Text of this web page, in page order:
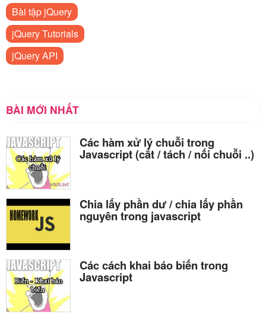
Bài tập jQuery
jQuery Tutorials
jQuery API
BÀI MỚI NHẤT
Các hàm xử lý chuỗi trong
Javascript (cắt / tách / nối chuỗi ..)
Chia lấy phần dư / chia lấy phần
nguyên trong javascript
Các cách khai báo biến trong
Javascript